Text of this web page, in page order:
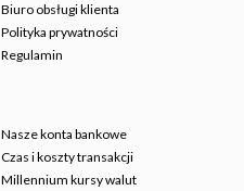
Biuro obsługi klienta
Polityka prywatności
Regulamin
Nasze konta bankowe
Czas i koszty transakcji
Millennium kursy walut